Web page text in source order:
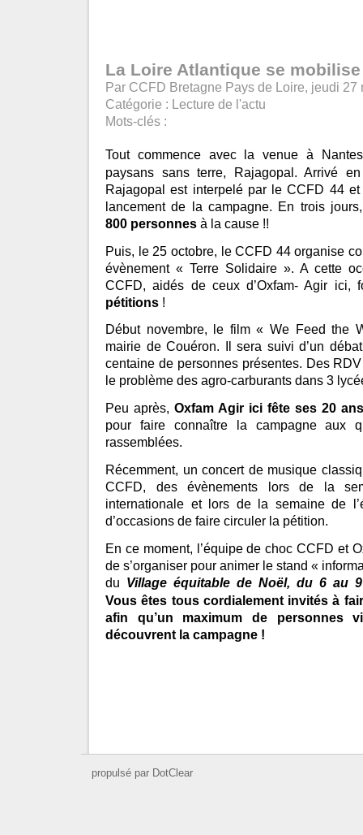
La Loire Atlantique se
Par CCFD Bretagne Pays de Loire, jeudi 27
Catégorie : Lecture de l'actu
Mots-clés :
Tout commence avecla venue à
paysans sans terre, Rajagopal. Arrivé
Rajagopal est interpelé par le CCFD 44 et
lancement de la campagne. En trois
800 personnes à la cause !!
Puis, le 25 octobre, le CCFD 44 organise
évènement « Terre Solidaire ». A cette
CCFD, aidés de ceux d’Oxfam- Agir
pétitions !
Début novembre, le film « We Feed the
mairie de Couéron. Il sera suivi d’un
centaine de personnes présentes. Des
le problème des agro-carburants dans 3
Peu après, Oxfam Agir ici fête ses 20 ans
pour faire connaître la campagne aux
rassemblées.
Récemment, un concert de musique
CCFD, des évènements lors de la
internationale et lors de la semaine de
d’occasions de faire circuler la pétition.
En ce moment, l’équipe de choc CCFD et
de s’organiser pour animer le stand «
du Village équitable de Noël, du 6 au
Vous êtes tous cordialement invités à
afin qu’un maximum de personnes
découvrent la campagne !
propulsé par DotClear